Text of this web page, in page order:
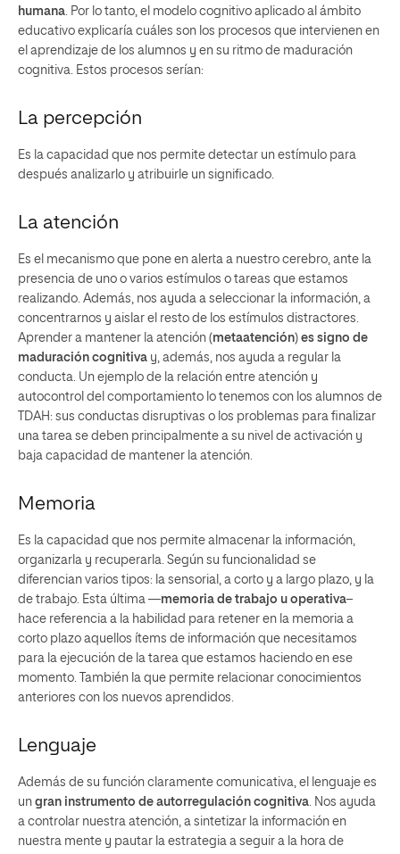
humana. Por lo tanto, el modelo cognitivo aplicado al ámbito
educativo explicaría cuáles son los procesos que intervienen en
el aprendizaje de los alumnos y en su ritmo de maduración
cognitiva. Estos procesos serían:
La percepción
Es la capacidad que nos permite detectar un estímulo para
después analizarlo y atribuirle un significado.
La atención
Es el mecanismo que pone en alerta a nuestro cerebro, ante la
presencia de uno o varios estímulos o tareas que estamos
realizando. Además, nos ayuda a seleccionar la información, a
concentrarnos y aislar el resto de los estímulos distractores.
Aprender a mantener la atención (metaatención) es signo de
maduración cognitiva y, además, nos ayuda a regular la
conducta. Un ejemplo de la relación entre atención y
autocontrol del comportamiento lo tenemos con los alumnos de
TDAH: sus conductas disruptivas o los problemas para finalizar
una tarea se deben principalmente a su nivel de activación y
baja capacidad de mantener la atención.
Memoria
Es la capacidad que nos permite almacenar la información,
organizarla y recuperarla. Según su funcionalidad se
diferencian varios tipos: la sensorial, a corto y a largo plazo, y la
de trabajo. Esta última —memoria de trabajo u operativa–
hace referencia a la habilidad para retener en la memoria a
corto plazo aquellos ítems de información que necesitamos
para la ejecución de la tarea que estamos haciendo en ese
momento. También la que permite relacionar conocimientos
anteriores con los nuevos aprendidos.
Lenguaje
Además de su función claramente comunicativa, el lenguaje es
un gran instrumento de autorregulación cognitiva. Nos ayuda
a controlar nuestra atención, a sintetizar la información en
nuestra mente y pautar la estrategia a seguir a la hora de